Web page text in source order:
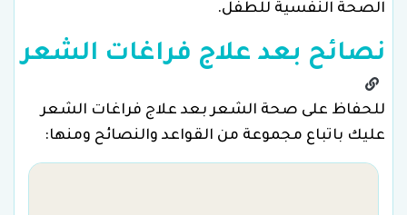
الصحة النفسية للطفل.
نصائح بعد علاج فراغات الشعر
للحفاظ على صحة الشعر بعد علاج فراغات الشعر
عليك باتباع مجموعة من القواعد والنصائح ومنها: